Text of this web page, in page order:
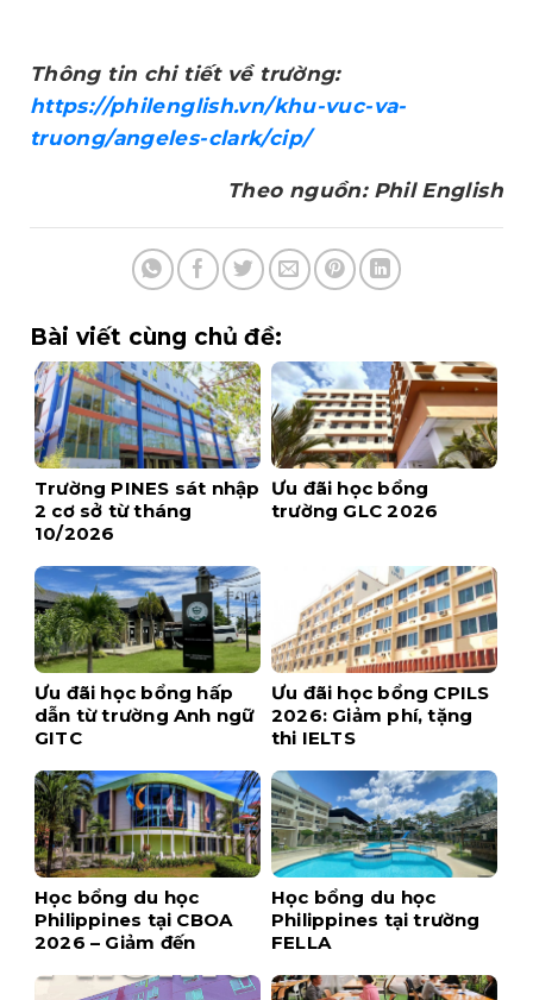
Thông tin chi tiết về trường:
https://philenglish.vn/khu-vuc-va-
truong/angeles-clark/cip/
Theo nguồn: Phil English
Bài viết cùng chủ đề:
Trường PINES sát nhập
2 cơ sở từ tháng
10/2026
Ưu đãi học bổng
trường GLC 2026
Ưu đãi học bổng hấp
dẫn từ trường Anh ngữ
GITC
Ưu đãi học bổng CPILS
2026: Giảm phí, tặng
thi IELTS
Học bổng du học
Philippines tại CBOA
2026 – Giảm đến
sớm
Học bổng du học
Philippines tại trường
FELLA